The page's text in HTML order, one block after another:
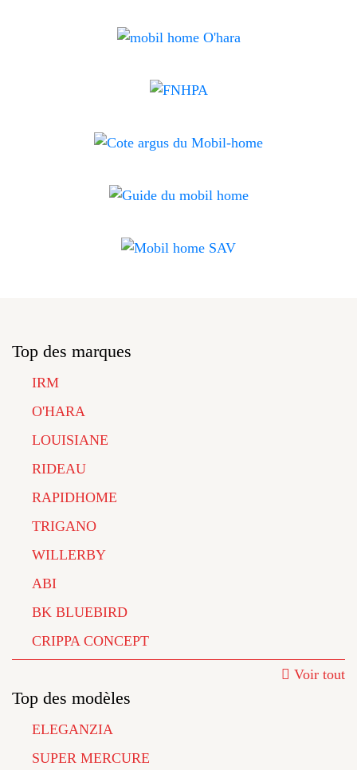
Top des marques
IRM
O'HARA
LOUISIANE
RIDEAU
RAPIDHOME
TRIGANO
WILLERBY
ABI
BK BLUEBIRD
CRIPPA CONCEPT
Voir tout
Top des modèles
ELEGANZIA
SUPER MERCURE